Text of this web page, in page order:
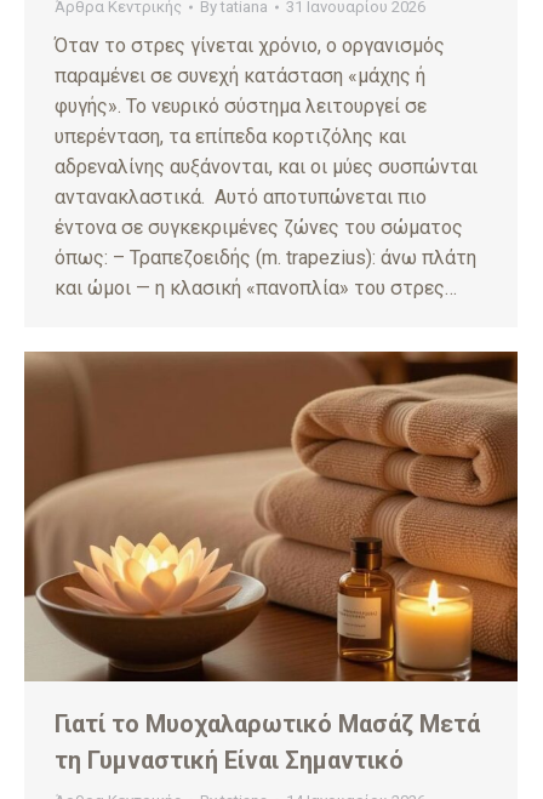
Άρθρα Κεντρικής Bytatiana 31 Ιανουαρίου 2026
Όταν το στρες γίνεται χρόνιο, ο οργανισμός
παραμένει σε συνεχή κατάσταση «μάχης ή
φυγής». Το νευρικό σύστημα λειτουργεί σε
υπερένταση, τα επίπεδα κορτιζόλης και
αδρεναλίνης αυξάνονται, και οι μύες συσπώνται
αντανακλαστικά. Αυτό αποτυπώνεται πιο
έντονα σε συγκεκριμένες ζώνες του σώματος
όπως: – Τραπεζοειδής (m. trapezius): άνω πλάτη
και ώμοι — η κλασική «πανοπλία» του στρες…
Γιατί το Μυοχαλαρωτικό Μασάζ Μετά
τη Γυμναστική Είναι Σημαντικό